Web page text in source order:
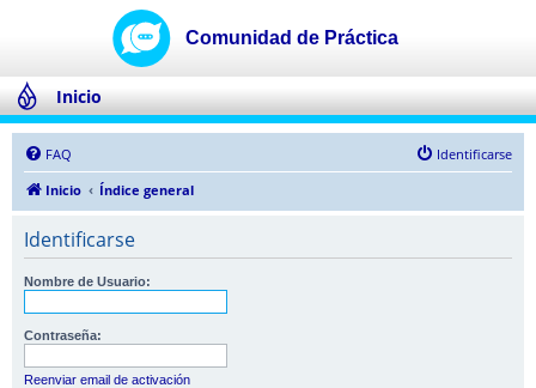
Inicio
FAQ
Identificarse
Inicio
Índice general
Identificarse
Nombre de Usuario:
Contraseña:
Reenviar email de activación